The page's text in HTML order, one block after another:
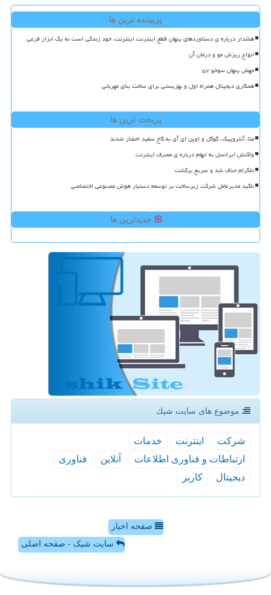
پربیننده ترین ها
هشدار درباره ی دستاوردهای پنهان قطع اینترنت اینترنت، خود زندگی است نه یک ابزار فرعی
انواع ریزش مو و درمان آن
جهش پنهان سوخو ۵۷
همکاری دیجیتال همراه اول و بهزیستی برای ساخت بنای مهربانی
پربحث ترین ها
متا، آنتروپیک، گوگل و اوپن ای آی به کاخ سفید احضار شدند
واکنش ایرانسل به ابهام درباره ی مصرف اینترنت
تلگرام حذف شد و سریع برگشت
تاکید مدیرعامل شرکت زیرساخت بر توسعه دستیار هوش مصنوعی اختصاصی
جدیدترین ها
موضوع های سایت شیك
شركت اینترنت
خدمات
ارتباطات و فناوری اطلاعات
آنلاین
فناوری
دیجیتال
كاربر
صفحه اخبار
سایت شیک - صفحه اصلی